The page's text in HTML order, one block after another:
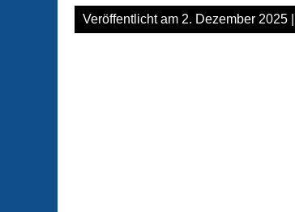
Veröffentlicht am 2. Dezember 2025